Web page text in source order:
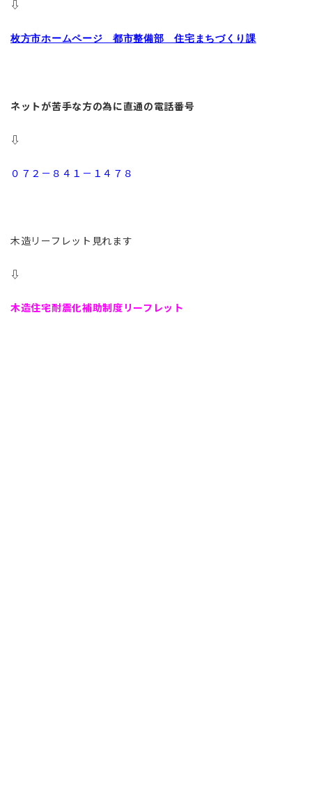
⇩
枚方市ホームページ 都市整備部 住宅まちづくり課
ネットが苦手な方の為に直通の電話番号
⇩
０７２－８４１－１４７８
木造リーフレット見れます
⇩
木造住宅耐震化補助制度リーフレット